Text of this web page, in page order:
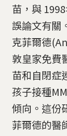
苗，與
誤論文有關
克菲爾德
敦皇家免費
苗和自閉症
孩子接種
傾向。這份
菲爾德的醫